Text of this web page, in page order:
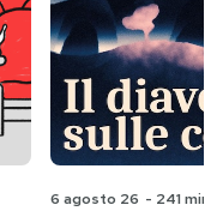
6 agosto 26 - 241 min